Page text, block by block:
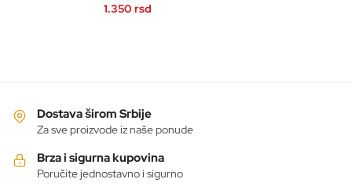
1.350 rsd
varijanti.
Opcije
biti
Dostava širom Srbije
Za sve proizvode iz naše ponude
Brza i sigurna kupovina
Poručite jednostavno i sigurno